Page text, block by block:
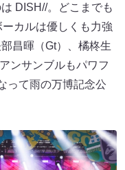
DISH//。どこまでも
カルは優しくも力強
昌暉（Gt）、橘柊生
ンサンブルもパワフ
って雨の万博記念公